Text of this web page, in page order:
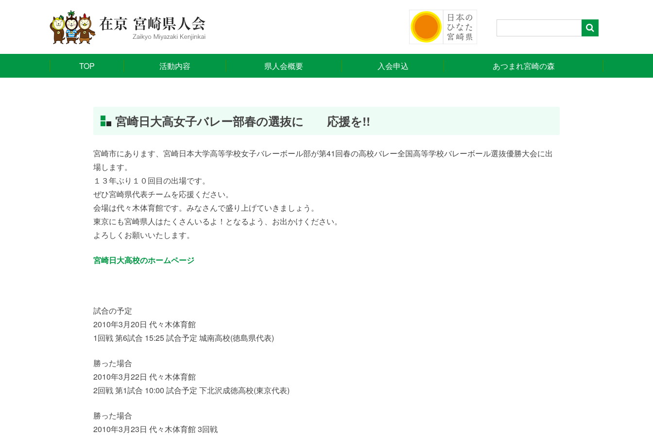
TOP 活動内容 県人会概要 入会申込 あつまれ宮崎の森
宮崎日大高女子バレー部春の選抜に 応援を!!
宮崎市にあります、宮崎日本大学高等学校女子バレーボール部が第41回春の高校バレー全国高等学校バレーボール選抜優勝大会に出
場します。
１３年ぶり１０回目の出場です。
ぜひ宮崎県代表チームを応援ください。
会場は代々木体育館です。みなさんで盛り上げていきましょう。
東京にも宮崎県人はたくさんいるよ！となるよう、お出かけください。
よろしくお願いいたします。
宮崎日大高校のホームページ
試合の予定
2010年3月20日 代々木体育館
1回戦 第6試合 15:25 試合予定 城南高校(徳島県代表)
勝った場合
2010年3月22日 代々木体育館
2回戦 第1試合 10:00 試合予定 下北沢成徳高校(東京代表)
勝った場合
2010年3月23日 代々木体育館 3回戦